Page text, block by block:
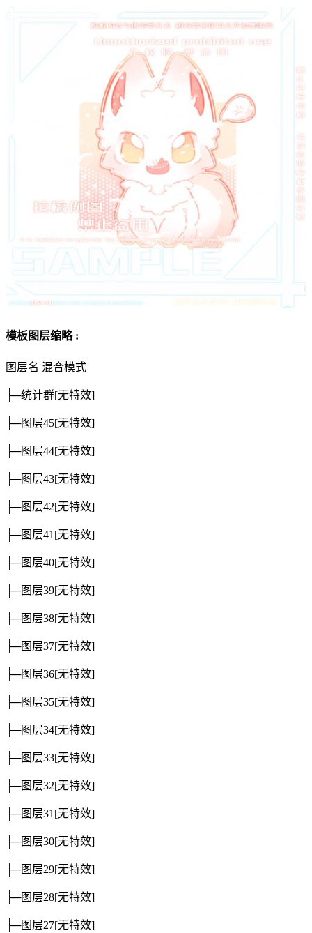
模板图层缩略 :
图层名 混合模式
├─统计群[无特效]
├─图层45[无特效]
├─图层44[无特效]
├─图层43[无特效]
├─图层42[无特效]
├─图层41 [无特效]
├─图层40[无特效]
├─图层39[无特效]
├─图层38[无特效]
├─图层37[无特效]
├─图层36[无特效]
├─图层35[无特效]
├─图层34[无特效]
├─图层33[无特效]
├─图层32[无特效]
├─图层31 [无特效]
├─图层30[无特效]
├─图层29[无特效]
├─图层28[无特效]
├─图层27[无特效]